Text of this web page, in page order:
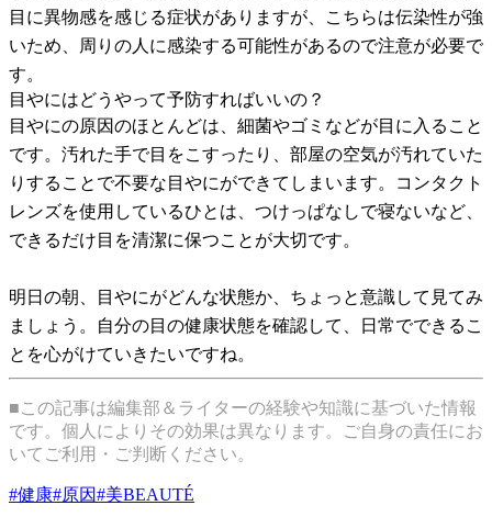
目に異物感を感じる症状がありますが、こちらは伝染性が強
いため、周りの人に感染する可能性があるので注意が必要で
す。
目やにはどうやって予防すればいいの？
目やにの原因のほとんどは、細菌やゴミなどが目に入ること
です。汚れた手で目をこすったり、部屋の空気が汚れていた
りすることで不要な目やにができてしまいます。コンタクト
レンズを使用しているひとは、つけっぱなしで寝ないなど、
できるだけ目を清潔に保つことが大切です。
明日の朝、目やにがどんな状態か、ちょっと意識して見てみ
ましょう。自分の目の健康状態を確認して、日常でできるこ
とを心がけていきたいですね。
■この記事は編集部＆ライターの経験や知識に基づいた情報
です。個人によりその効果は異なります。ご自身の責任にお
いてご利用・ご判断ください。
#健康#原因#美BEAUTÉ